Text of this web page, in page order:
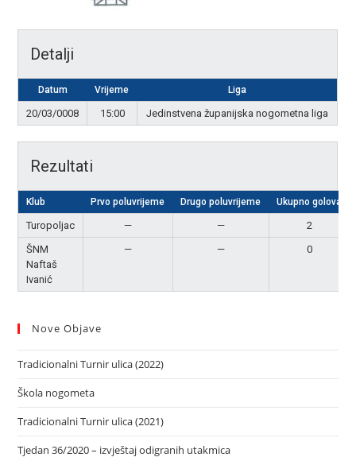
Detalji
Datum Vrijeme Liga
20/03/0008 15:00 Jedinstvena županijska nogometna liga
Rezultati
Klub Prvo poluvrijeme Drugo poluvrijeme Ukupno golova
Turopoljac — —
2
ŠNM
Naftaš
Ivanić
— — 0
Nove Objave
Tradicionalni Turnir ulica (2022)
Škola nogometa
Tradicionalni Turnir ulica (2021)
Tjedan 36/2020 – izvještaj odigranih utakmica